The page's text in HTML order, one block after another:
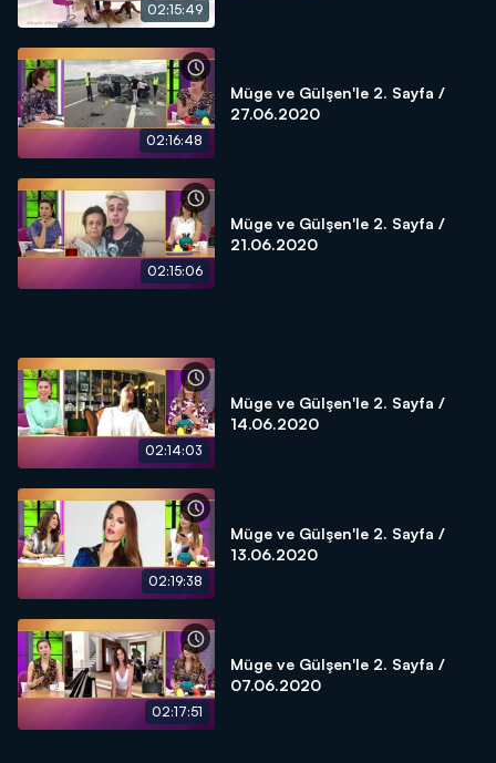
02:15:49
02:16:48
Müge ve Gülşen'le 2. Sayfa /
27.06.2020
02:15:06
Müge ve Gülşen'le 2. Sayfa /
21.06.2020
02:14:03
Müge ve Gülşen'le 2. Sayfa /
14.06.2020
02:19:38
Müge ve Gülşen'le 2. Sayfa /
13.06.2020
02:17:51
Müge ve Gülşen'le 2. Sayfa /
07.06.2020